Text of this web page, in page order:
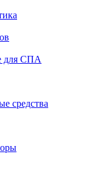
для СПА
средства